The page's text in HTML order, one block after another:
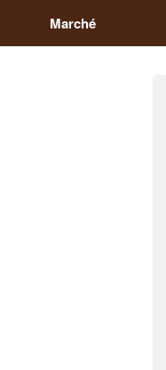
Marché